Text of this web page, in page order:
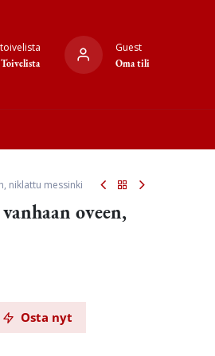
Guest
Oma tili
niklattu messinki
oveen,
Osta nyt